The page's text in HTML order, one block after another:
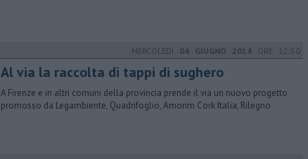
MERCOLEDÌ 04 GIUGNO 2014 ORE 12:50
Al via la raccolta di tappi di sughero
A Firenze e in altri comuni della provincia prende il via un nuovo progetto
promosso da Legambiente, Quadrifoglio, Amorim Cork Italia, Rilegno